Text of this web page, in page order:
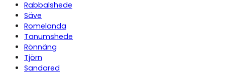
Rabbalshede
Säve
Romelanda
Tanumshede
Rönnäng
Tjörn
Sandared